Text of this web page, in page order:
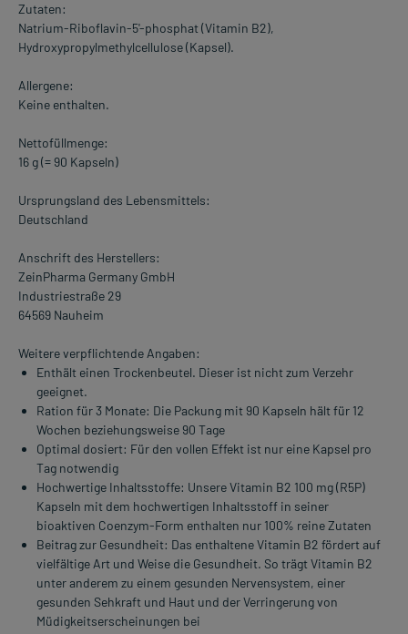
Zutaten:
Natrium-Riboflavin-5'-phosphat (Vitamin B2),
Hydroxypropylmethylcellulose (Kapsel).
Allergene:
Keine enthalten.
Nettofüllmenge:
16 g (= 90 Kapseln)
Ursprungsland des Lebensmittels:
Deutschland
Anschrift des Herstellers:
ZeinPharma Germany GmbH
Industriestraße 29
64569 Nauheim
Weitere verpflichtende Angaben:
Enthält einen Trockenbeutel. Dieser ist nicht zum Verzehr
geeignet.
Ration für 3 Monate: Die Packung mit 90 Kapseln hält für 12
Wochen beziehungsweise 90 Tage
Optimal dosiert: Für den vollen Effekt ist nur eine Kapsel pro
Tag notwendig
Hochwertige Inhaltsstoffe: Unsere Vitamin B2 100 mg (R5P)
Kapseln mit dem hochwertigen Inhaltsstoff in seiner
bioaktiven Coenzym-Form enthalten nur 100% reine Zutaten
Beitrag zur Gesundheit: Das enthaltene Vitamin B2 fördert auf
vielfältige Art und Weise die Gesundheit. So trägt Vitamin B2
unter anderem zu einem gesunden Nervensystem, einer
gesunden Sehkraft und Haut und der Verringerung von
Müdigkeitserscheinungen bei